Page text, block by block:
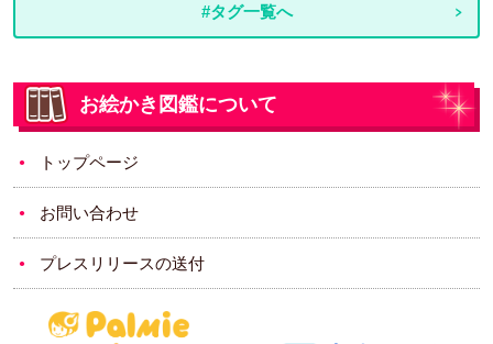
#タグ一覧へ
お絵かき図鑑について
トップページ
お問い合わせ
プレスリリースの送付